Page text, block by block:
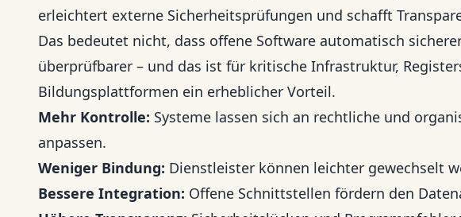
erleichtert externe Sicherheitsprüfungen und schafft
Das bedeutet nicht, dass offene Software automatisch
überprüfbarer – und das ist für kritische Infrastruktur,
Bildungsplattformen ein erheblicher Vorteil.
Mehr Kontrolle: Systeme lassen sich an rechtliche und
anpassen.
Weniger Bindung: Dienstleister können leichter gewechselt
Bessere Integration: Offene Schnittstellen fördern den